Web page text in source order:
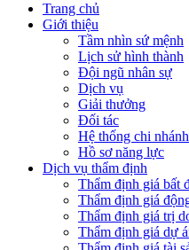
Trang chủ
Giới thiệu
Tầm nhìn sứ mệnh
Lịch sử hình thành
Đội ngũ nhân sự
Dịch vụ
Giải thưởng
Đối tác
Hệ thống chi nhánh
Hồ sơ năng lực
Dịch vụ thẩm định
Thẩm định giá bất
Thẩm định giá
Thẩm định giá trị
Thẩm định giá dự